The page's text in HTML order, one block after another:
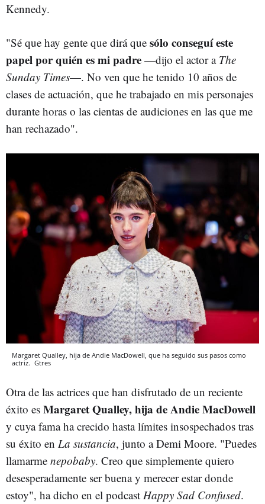
Kennedy.
"Sé que hay gente que dirá que sólo conseguí este
papel por quién es mi padre —dijo el actor a The
Sunday Times—. No ven que he tenido 10 años de
clases de actuación, que he trabajado en mis personajes
durante horas o las cientas de audiciones en las que me
han rechazado".
Margaret Qualley, hija de Andie MacDowell, que ha seguido sus pasos como
actriz. Gtres
Otra de las actrices que han disfrutado de un reciente
éxito es Margaret Qualley, hija de Andie MacDowell
y cuya fama ha crecido hasta límites insospechados tras
su éxito en La sustancia, junto a Demi Moore. "Puedes
llamarme nepobaby. Creo que simplemente quiero
desesperadamente ser buena y merecer estar donde
estoy", ha dicho en el podcast Happy Sad Confused.